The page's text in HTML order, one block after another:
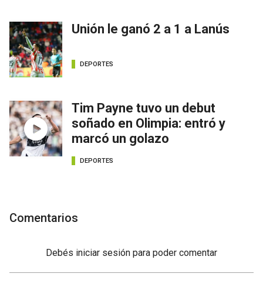
Unión le ganó 2 a 1 a Lanús
DEPORTES
Tim Payne tuvo un debut
soñado en Olimpia: entró y
marcó un golazo
DEPORTES
Comentarios
Debés iniciar sesión para poder comentar